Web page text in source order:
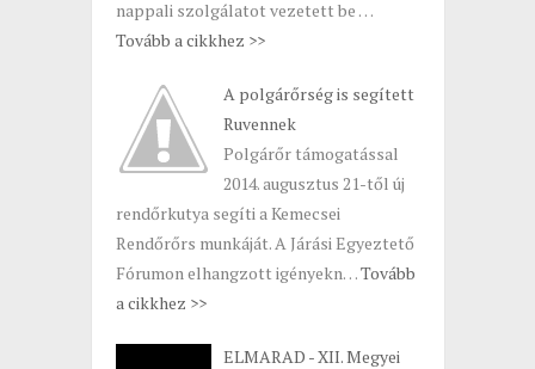
nappali szolgálatot vezetett be …
Tovább a cikkhez >>
A polgárőrség is segített
Ruvennek
Polgárőr támogatással
2014. augusztus 21-től új
rendőrkutya segíti a Kemecsei
Rendőrőrs munkáját. A Járási Egyeztető
Fórumon elhangzott igényekn…Tovább
a cikkhez >>
ELMARAD - XII. Megyei